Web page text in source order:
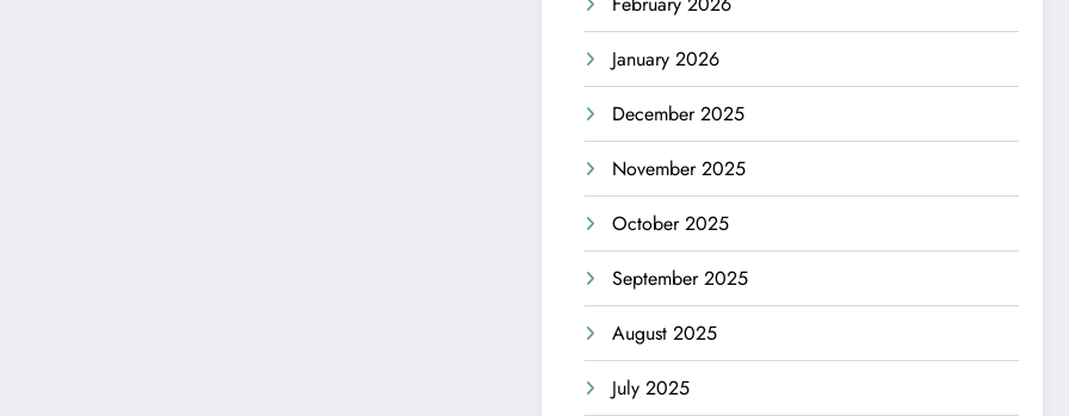
January 2026
December 2025
November 2025
October 2025
September 2025
August 2025
July 2025